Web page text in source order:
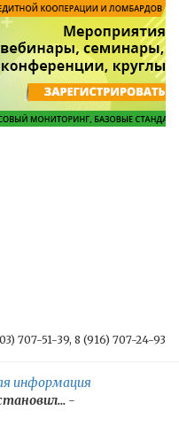
707-51-39, 8 (916) 707-24-93
информация
-